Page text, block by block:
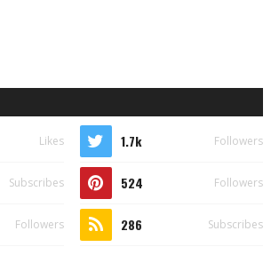
Likes 1.7k Followers
Subscribes 524 Followers
Followers 286 Subscribes